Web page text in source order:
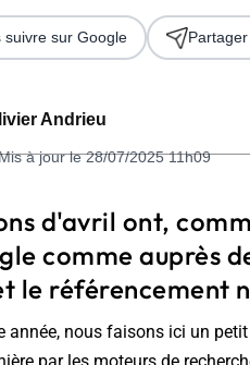
2026
Andrieu
à jour le 28/07/2025 11h09
suivre sur Google
d'avril ont,
comme auprès
le référencement
année, nous faisons ici un